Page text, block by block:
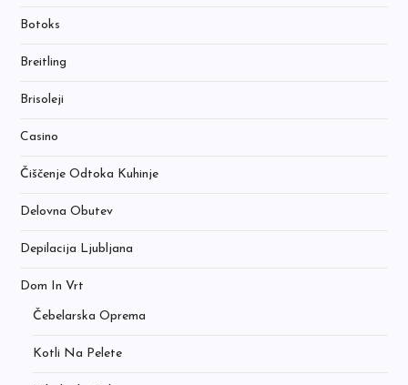
Botoks
Breitling
Brisoleji
Casino
Čiščenje Odtoka Kuhinje
Delovna Obutev
Depilacija Ljubljana
Dom In Vrt
Čebelarska Oprema
Kotli Na Pelete